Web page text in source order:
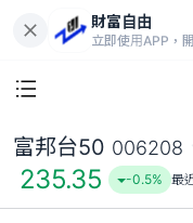
財富自由
立即使用APP，
富邦台50 006208
235.35 -0.5% 最